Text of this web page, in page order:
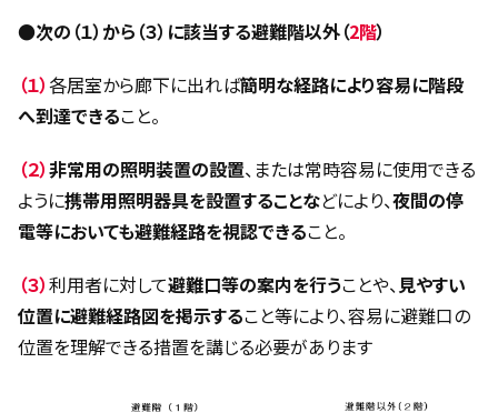
●次の（１）から（３）に該当する避難階以外（2階）
（１）各居室から廊下に出れば簡明な経路により容易に階段
へ到達できること。
（２）非常用の照明装置の設置、または常時容易に使用できる
ように携帯用照明器具を設置することなどにより、夜間の停
電等においても避難経路を視認できること。
（３）利用者に対して避難口等の案内を行うことや、見やすい
位置に避難経路図を掲示すること等により、容易に避難口の
位置を理解できる措置を講じる必要があります